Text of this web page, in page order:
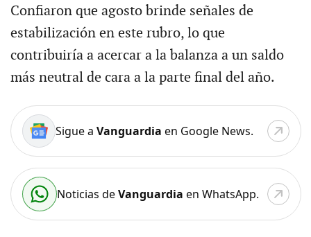
Confiaron que agosto brinde señales de
estabilización en este rubro, lo que
contribuiría a acercar a la balanza a un saldo
más neutral de cara a la parte final del año.
Sigue a Vanguardia en Google News.
Noticias deVanguardia en WhatsApp.